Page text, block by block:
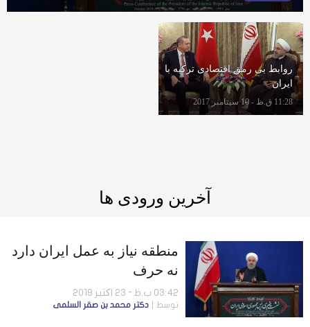
روابط بی رمق اقتصادی ترکیه با
ایران
11:28 ق.ظ - 10 سپتامبر 2017
آخرین ورودی ها
منطقه نیاز به عمل ایران دارد
نه حرف
03:42 ب.ظ - 23 اکتبر 2019
توسط دكتر محمد بن صقر السلمى